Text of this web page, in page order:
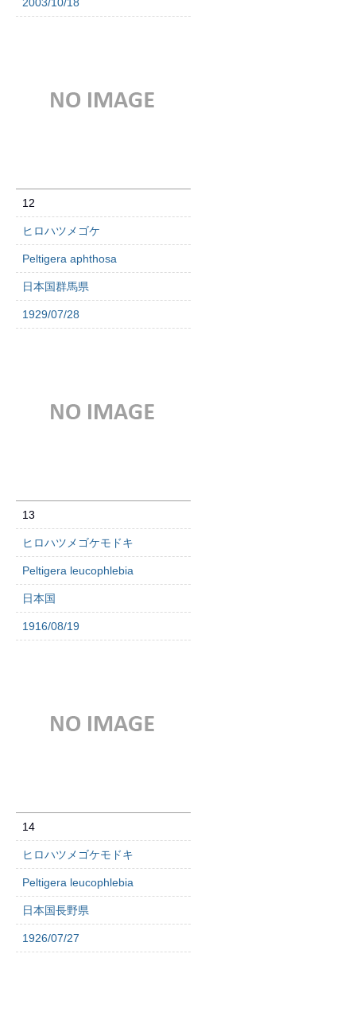
12
ヒロハツメゴケ
Peltigera aphthosa
日本国群馬県
1929/07/28
13
ヒロハツメゴケモドキ
Peltigera leucophlebia
日本国
1916/08/19
14
ヒロハツメゴケモドキ
Peltigera leucophlebia
日本国長野県
1926/07/27